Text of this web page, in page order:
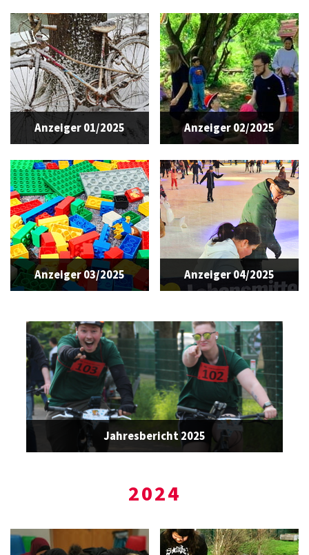
Anzeiger 01/2025 Anzeiger 02/2025
Anzeiger 03/2025 Anzeiger 04/2025
Jahresbericht 2025
2024